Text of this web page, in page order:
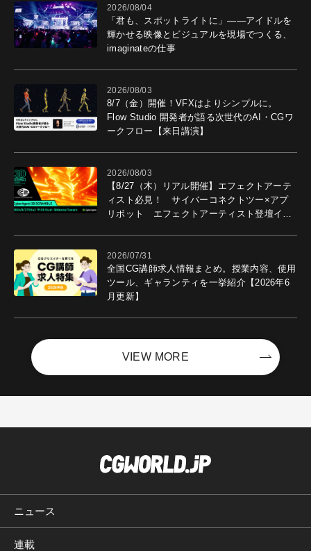
2026/08/04
「君も、スポットライトに」――アイドルを
輝かせる映像とビジュアルを現場でつくる、
imaginateの仕事
2026/08/03
8/7（金）開催！VFXはよりシンプルに。
Flow Studio 開発者が語る次世代のAI・CGワ
ークフロー【来日講演】
2026/08/03
【8/27（木）リアル開催】エフェクトアーテ
ィスト必見！ サイバーコネクトツー×アプ
リボット エフェクトアーティスト登壇イベ
2026/07/31
全国CG講師求人情報まとめ。授業内容、使用
ツール、ギャランティを一挙紹介【2026年6
月更新】
VIEW MORE
ニュース
連載